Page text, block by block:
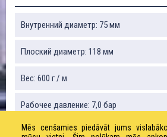
Внутренний диаметр: 75 мм
Плоский диаметр: 118 мм
Вес: 600 г / м
Рабочее давление: 7,0 бар
Mēs cenšamies piedāvāt jums